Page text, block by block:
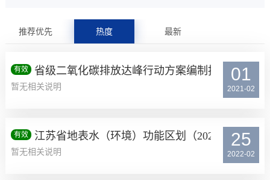
推荐优先 热度 最新
有效 省级二氧化碳排放达峰行动方案编制指南
暂无相关说明
01
2021-02
有效 江苏省地表水（环境）功能区划（2021－2030年
暂无相关说明
25
2022-02